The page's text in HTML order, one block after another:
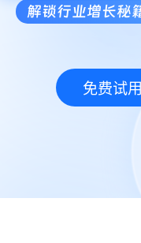
解锁行业增长秘
免费试用